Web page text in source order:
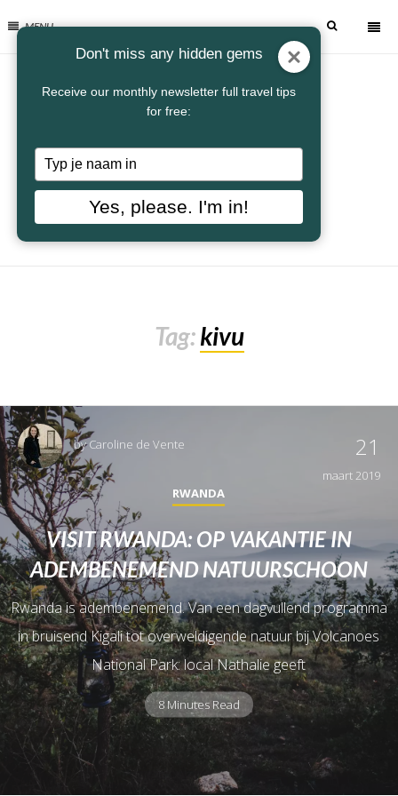
MENU
Tag:kivu
byCaroline de Vente 21
maart 2019
RWANDA
VISIT RWANDA: OP VAKANTIE IN
ADEMBENEMEND NATUURSCHOON
Rwanda is adembenemend. Van een dagvullend programma
in bruisend Kigali tot overweldigende natuur bij Volcanoes
National Park: local Nathalie geeft
8 Minutes Read
Don't miss any hidden gems
Receive our monthly newsletter full travel tips
for free:
Typ
je
naam
Yes, please. I'm in!